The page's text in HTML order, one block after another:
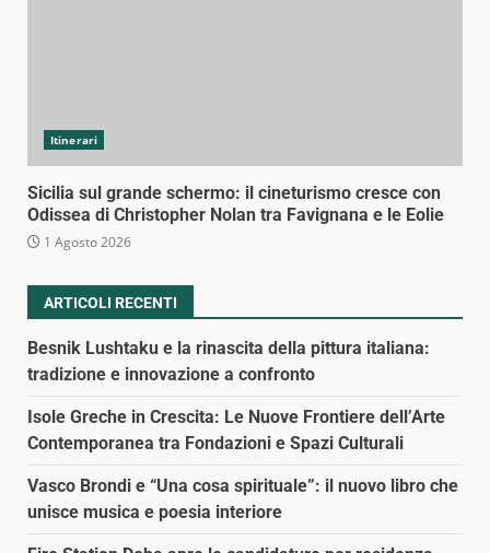
Itinerari
Sicilia sul grande schermo: il cineturismo cresce con
Odissea di Christopher Nolan tra Favignana e le Eolie
1 Agosto 2026
ARTICOLI RECENTI
Besnik Lushtaku e la rinascita della pittura italiana:
tradizione e innovazione a confronto
Isole Greche in Crescita: Le Nuove Frontiere dell’Arte
Contemporanea tra Fondazioni e Spazi Culturali
Vasco Brondi e “Una cosa spirituale”: il nuovo libro che
unisce musica e poesia interiore